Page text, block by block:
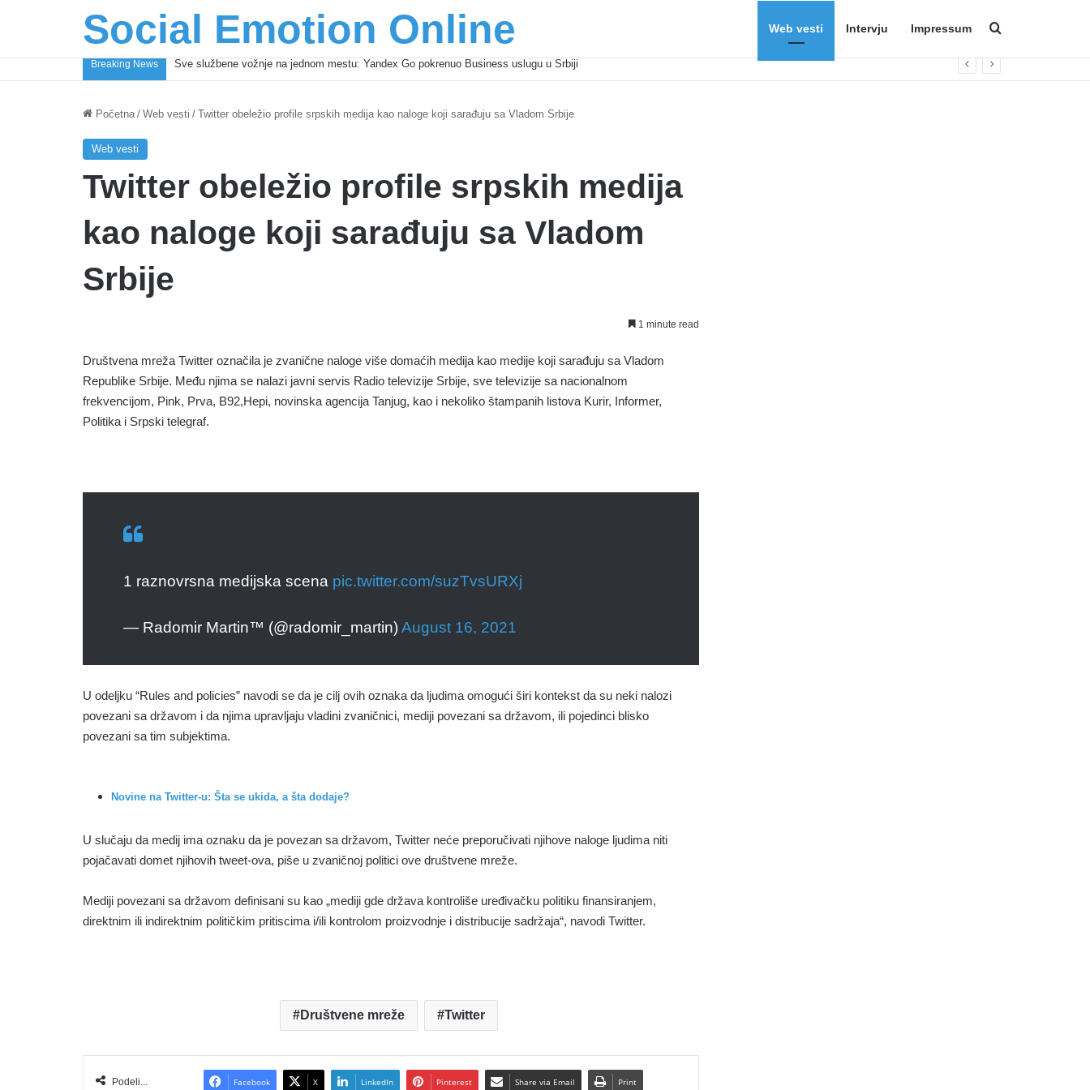
Social Emotion Online Web vesti Intervju Impressum
Breaking News Sve službene vožnje na jednom mestu: Yandex Go pokrenuo Business uslugu u Srbiji
Početna / Web vesti / Twitter obeležio profile srpskih medija kao naloge koji sarađuju sa Vladom Srbije
Web vesti
Twitter obeležio profile srpskih medija
kao naloge koji sarađuju sa Vladom
Srbije
1 minute read
Društvena mreža Twitter označila je zvanične naloge više domaćih medija kao medije koji sarađuju sa Vladom
Republike Srbije. Među njima se nalazi javni servis Radio televizije Srbije, sve televizije sa nacionalnom
frekvencijom, Pink, Prva, B92,Hepi, novinska agencija Tanjug, kao i nekoliko štampanih listova Kurir, Informer,
Politika i Srpski telegraf.
1 raznovrsna medijska scena pic.twitter.com/suzTvsURXj
— Radomir Martin™ (@radomir_martin)August 16, 2021
U odeljku “Rules and policies” navodi se da je cilj ovih oznaka da ljudima omogući širi kontekst da su neki nalozi
povezani sa državom i da njima upravljaju vladini zvaničnici, mediji povezani sa državom, ili pojedinci blisko
povezani sa tim subjektima.
Novine na Twitter-u: Šta se ukida, a šta dodaje?
U slučaju da medij ima oznaku da je povezan sa državom, Twitter neće preporučivati njihove naloge ljudima niti
pojačavati domet njihovih tweet-ova, piše u zvaničnoj politici ove društvene mreže.
Mediji povezani sa državom definisani su kao „mediji gde država kontroliše uređivačku politiku finansiranjem,
direktnim ili indirektnim političkim pritiscima i/ili kontrolom proizvodnje i distribucije sadržaja“, navodi Twitter.
Društvene mreže Twitter
Podeli... Facebook X LinkedIn Pinterest Share via Email Print